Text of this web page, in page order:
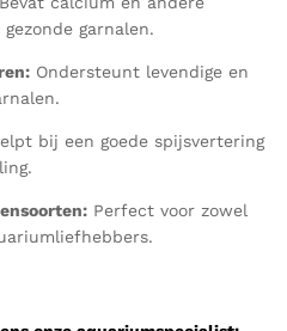
garnalen.
Ondersteunt levendige en
bij een goede spijsvertering
Perfect voor zowel